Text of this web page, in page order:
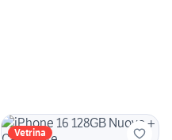
Vetrina